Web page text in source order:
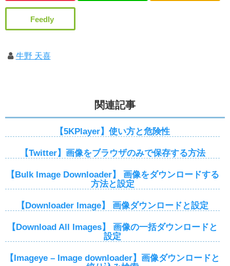
牛野 天喜
関連記事
【5KPlayer】使い方と危険性
【Twitter】画像をブラウザのみで保存する方法
【Bulk Image Downloader】 画像をダウンロードする
方法と設定
【Downloader Image】 画像ダウンロードと設定
【Download All Images】 画像の一括ダウンロードと
設定
【Imageye – Image downloader】画像ダウンロードと